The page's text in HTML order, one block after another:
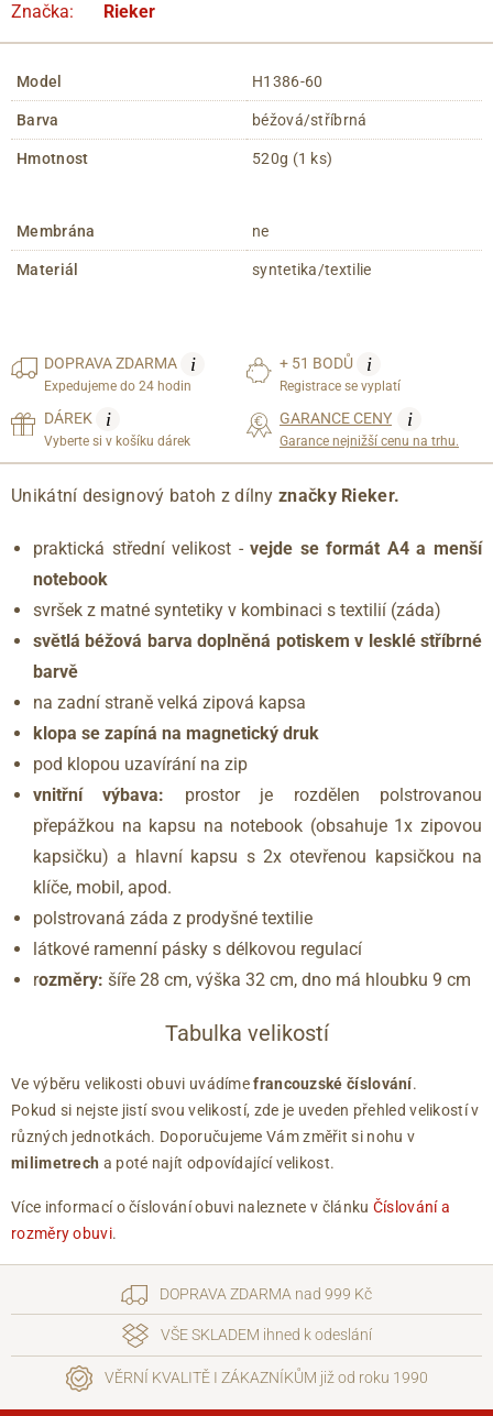
Značka:
Rieker
Model H1386-60
Barva béžová/stříbrná
Hmotnost 520g (1 ks)
Membrána ne
Materiál syntetika/textilie
DOPRAVAZDARMA i
Expedujeme do 24 hodin
+ 51 BODŮ i
Registrace se vyplatí
DÁREK i
Vyberte si v košíku dárek
GARANCE CENY i
Garance nejnižší cenu na trhu.
Unikátní designový batoh z dílnyznačky Rieker.
praktická střední velikost -vejde se formát A4 a menší
notebook
svršek z matné syntetiky v kombinaci s textilií (záda)
světlá béžová barva doplněná potiskem v lesklé stříbrné
barvě
na zadní straně velká zipová kapsa
klopa se zapíná na magnetický druk
pod klopou uzavírání na zip
vnitřní výbava: prostor je rozdělen polstrovanou
přepážkou na kapsu na notebook (obsahuje 1x zipovou
kapsičku) a hlavní kapsu s 2x otevřenou kapsičkou na
klíče, mobil, apod.
polstrovaná záda z prodyšné textilie
látkové ramenní pásky s délkovou regulací
rozměry: šíře 28 cm, výška 32 cm, dno má hloubku 9 cm
Tabulka velikostí
Ve výběru velikosti obuvi uvádímefrancouzské číslování.
Pokud si nejste jistí svou velikostí, zde je uveden přehled velikostí v
různých jednotkách. Doporučujeme Vám změřit si nohu v
milimetrech a poté najít odpovídající velikost.
Více informací o číslování obuvi naleznete v článku Číslování a
rozměry obuvi.
DOPRAVA ZDARMA nad 999 Kč
VŠE SKLADEM ihned k odeslání
VĚRNÍ KVALITĚ I ZÁKAZNÍKŮM již od roku 1990